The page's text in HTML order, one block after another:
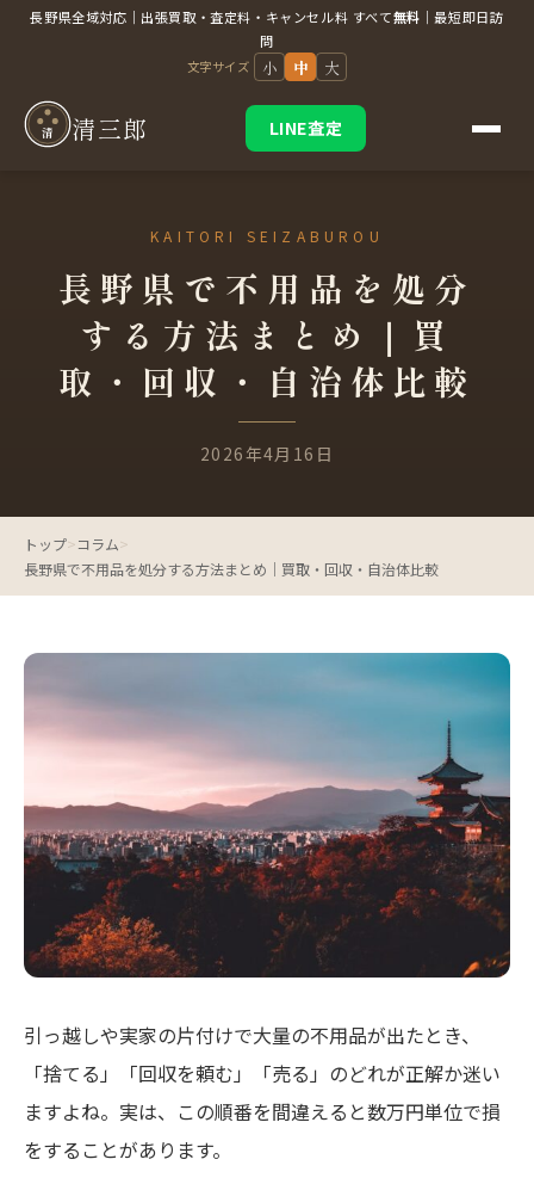
長野県全域対応｜出張買取・査定料・キャンセル料 すべて無料 ｜最短即日訪
問
文字サイズ 小 中 大
清 清三郎 LINE査定
長野県で不用品を処分
する方法まとめ｜買
取・回収・自治体比較
2026年4月16日
トップ>コラム>
長野県で不用品を処分する方法まとめ｜買取・回収・自治体比較
引っ越しや実家の片付けで大量の不用品が出たとき、
「捨てる」「回収を頼む」「売る」のどれが正解か迷い
ますよね。実は、この順番を間違えると数万円単位で損
をすることがあります。